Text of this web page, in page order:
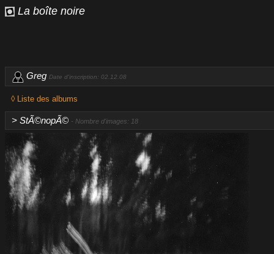
La boîte noire
Greg Date d'inscription: 02.12.08
◊ Liste des albums
> StÃ©nopÃ© - Nombre d'images: 18